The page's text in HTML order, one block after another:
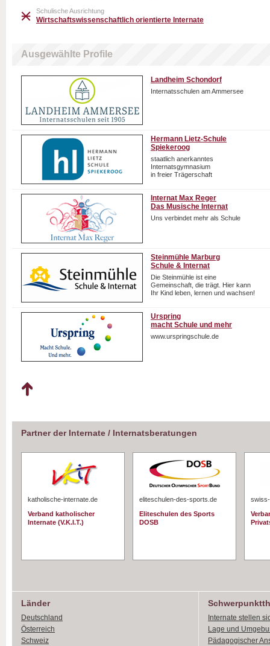
Schulische Ausrichtung
Wirtschaftswissenschaftlich orientierte Internate
Ausgewählte Profile
Landheim Schondorf
Internatsschulen am Ammersee
Hermann Lietz-Schule
Spiekeroog
staatlich anerkanntes
Internatsgymnasium
in freier Trägerschaft
Internat Max Reger
Das Musische Internat
Uns verbindet mehr als Schule
Steinmühle Marburg
Schule & Internat
Die Steinmühle ist eine
Gemeinschaft, die trägt. Hier kann
Ihr Kind leben, lernen und wachsen!
Urspring
macht Schule und mehr
www.urspringschule.de
Partner der Internate / Internatsberatungen
katholische-internate.de
Verband katholischer
Internate (V.K.I.T.)
eliteschulen-des-sports.de
Eliteschulen des Sports
DOSB
Länder
Deutschland
Österreich
Schweiz
Internate stellen
Lage und
Pädagogischer